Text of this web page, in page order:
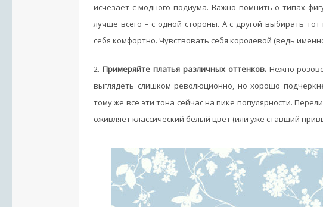
исчезает с модного подиума. Важно помнить о типах
лучше всего – с одной стороны. А с другой выбирать
себя комфортно. Чувствовать себя королевой (ведь
2. Примеряйте платья различных оттенков. Нежно-
выглядеть слишком революционно, но хорошо
тому же все эти тона сейчас на пике популярности.
оживляет классический белый цвет (или уже ставший